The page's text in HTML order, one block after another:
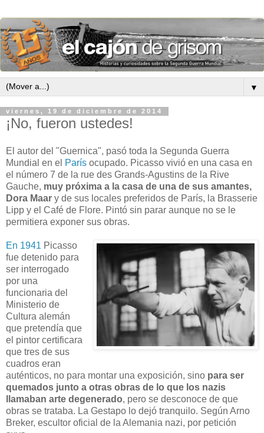
▼
viernes, 19 de diciembre de 2014
¡No, fueron ustedes!
El autor del "Guernica", pasó toda la Segunda Guerra
Mundial en el París ocupado. Picasso vivió en una casa en
el número 7 de la rue des Grands-Agustins de la Rive
Gauche, muy próxima a la casa de una de sus amantes,
Dora Maar y de sus locales preferidos de París, la Brasserie
Lipp y el Café de Flore. Pintó sin parar aunque no se le
permitiera exponer sus obras.
En 1941 Picasso
fue detenido para
ser interrogado
por una
funcionaria del
Ministerio de
Cultura alemán
que pretendía que
el pintor certificara
que tres de sus
cuadros eran
auténticos, no para montar una exposición, sino para ser
quemados junto a otras obras de lo que los nazis
llamaban arte degenerado, pero se desconoce de que
obras se trataba. La Gestapo lo dejó tranquilo. Según Arno
Breker, escultor oficial de la Alemania nazi, por petición